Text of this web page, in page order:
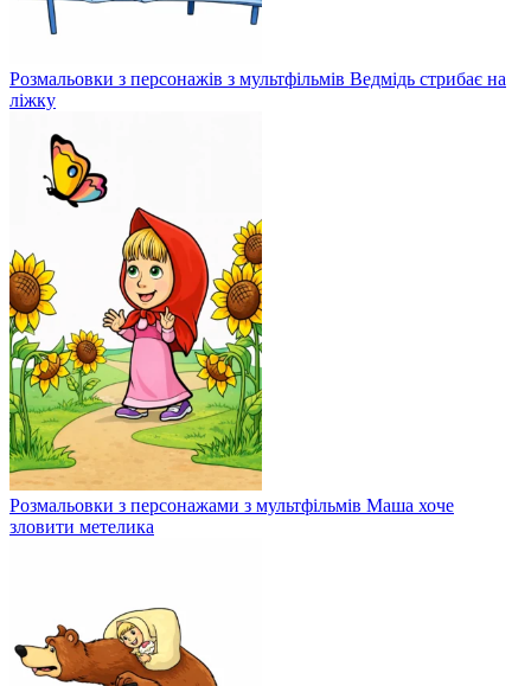
Розмальовки з персонажів з мультфільмів Ведмідь стрибає на
ліжку
Розмальовки з персонажами з мультфільмів Маша хоче
зловити метелика